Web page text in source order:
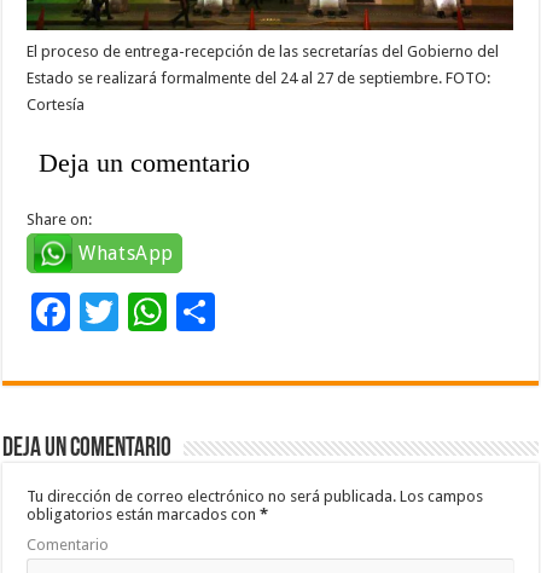
El proceso de entrega-recepción de las secretarías del Gobierno del
Estado se realizará formalmente del 24 al 27 de septiembre. FOTO:
Cortesía
Deja un comentario
Share on:
WhatsApp
F
e
b
o
o
k
T
tt
er
W
at
sA
p
p
m
ar
ti
Deja un comentario
Tu dirección de correo electrónico no será publicada. Los campos
obligatorios están marcados con*
Comentario